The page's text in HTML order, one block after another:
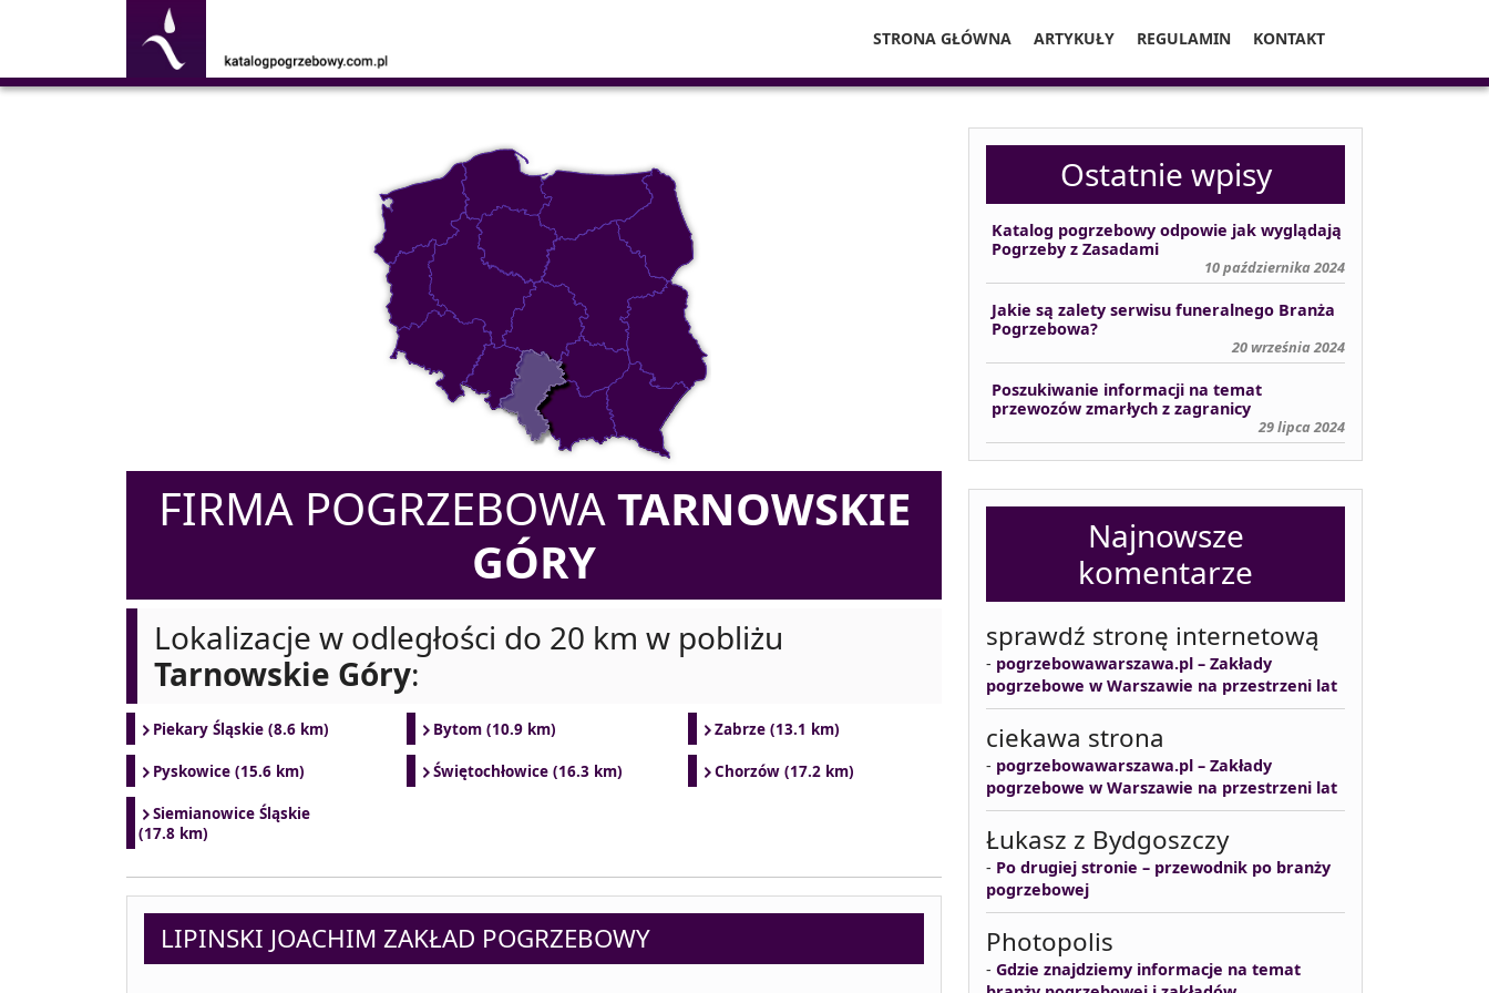
STRONA GŁÓWNA ARTYKUŁY REGULAMIN KONTAKT
FIRMA POGRZEBOWATARNOWSKIE
GÓRY
Lokalizacje w odległości do 20 km w pobliżu
Tarnowskie Góry:
Piekary Śląskie (8.6 km) Bytom (10.9 km) Zabrze (13.1 km)
Pyskowice (15.6 km) Świętochłowice (16.3 km) Chorzów (17.2 km)
Siemianowice Śląskie
(17.8 km)
LIPINSKI JOACHIM ZAKŁAD POGRZEBOWY
Ostatnie wpisy
Katalog pogrzebowy odpowie jak wyglądają
Pogrzeby z Zasadami
10 października 2024
Jakie są zalety serwisu funeralnego Branża
Pogrzebowa?
20 września 2024
Poszukiwanie informacji na temat
przewozów zmarłych z zagranicy
29 lipca 2024
Najnowsze
komentarze
sprawdź stronę internetową
- pogrzebowawarszawa.pl – Zakłady
pogrzebowe w Warszawie na przestrzeni lat
ciekawa strona
- pogrzebowawarszawa.pl – Zakłady
pogrzebowe w Warszawie na przestrzeni lat
Łukasz z Bydgoszczy
- Po drugiej stronie – przewodnik po branży
pogrzebowej
Photopolis
- Gdzie znajdziemy informacje na temat